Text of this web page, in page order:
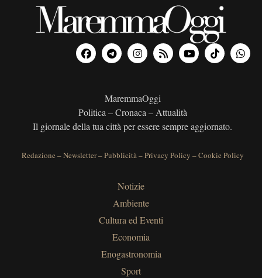
MaremmaOggi
Politica – Cronaca – Attualità
Il giornale della tua città per essere sempre aggiornato.
Redazione –Newsletter–Pubblicità–Privacy Policy –Cookie Policy
Notizie
Ambiente
Cultura ed Eventi
Economia
Enogastronomia
Sport